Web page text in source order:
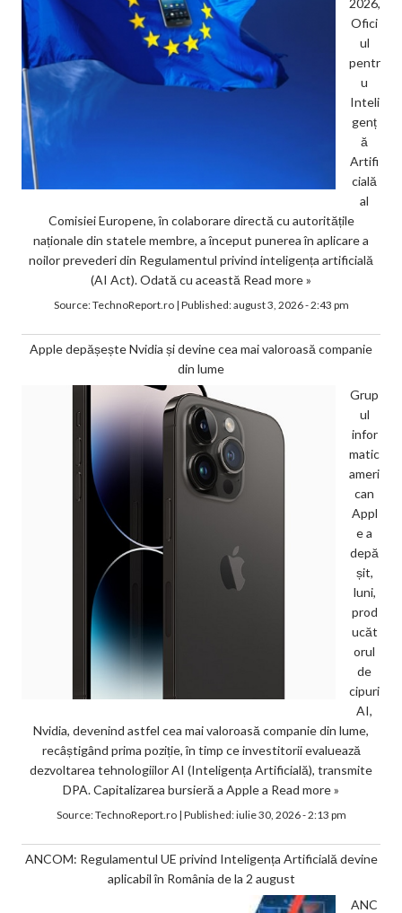
Ofici
ul
pentr
u
Inteli
genț
ă
Artifi
cială
al
Comisiei Europene, în colaborare directă cu autoritățile
naționale din statele membre, a început punerea în aplicare a
noilor prevederi din Regulamentul privind inteligența artificială
(AI Act). Odată cu această Read more »
Source:TechnoReport.ro| Published:august 3, 2026 - 2:43 pm
Apple depășește Nvidia și devine cea mai valoroasă companie
din lume
Grup
ul
infor
matic
ameri
can
Appl
e a
depă
șit,
luni,
prod
ucăt
orul
de
cipuri
AI,
Nvidia, devenind astfel cea mai valoroasă companie din lume,
recâștigând prima poziție, în timp ce investitorii evaluează
dezvoltarea tehnologiilor AI (Inteligența Artificială), transmite
DPA. Capitalizarea bursieră a Apple a Read more »
Source:TechnoReport.ro| Published:iulie 30, 2026 - 2:13 pm
ANCOM: Regulamentul UE privind Inteligența Artificială devine
aplicabil în România de la 2 august
ANC